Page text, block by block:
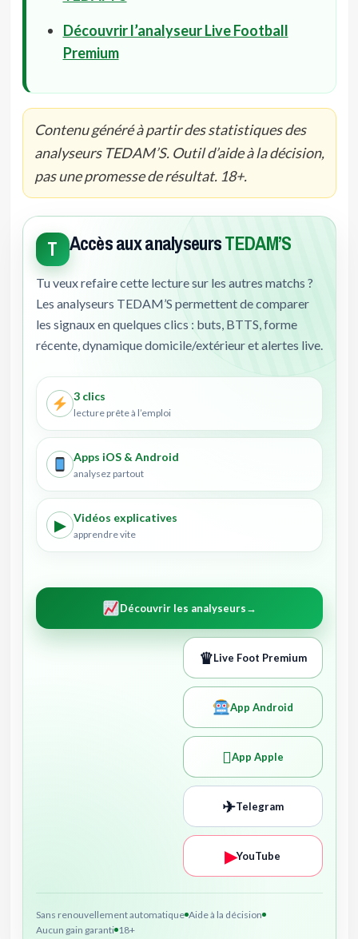
Découvrir l’analyseur Live Football
Premium
Contenu généré à partir des statistiques des
analyseurs TEDAM’S. Outil d’aide à la décision,
pas une promesse de résultat. 18+.
T Accès aux analyseursTEDAM’S
Tu veux refaire cette lecture sur les autres matchs ?
Les analyseurs TEDAM’S permettent de comparer
les signaux en quelques clics : buts, BTTS, forme
récente, dynamique domicile/extérieur et alertes live.
3 clics
lecture prête à l’emploi
Apps iOS & Android
analysez partout
▶ Vidéos explicatives
apprendre vite
Découvrir les analyseurs→
♛Live Foot Premium
App Android
App Apple
✈Telegram
▶YouTube
Sans renouvellement automatique Aide à la décision
Aucun gain garanti 18+